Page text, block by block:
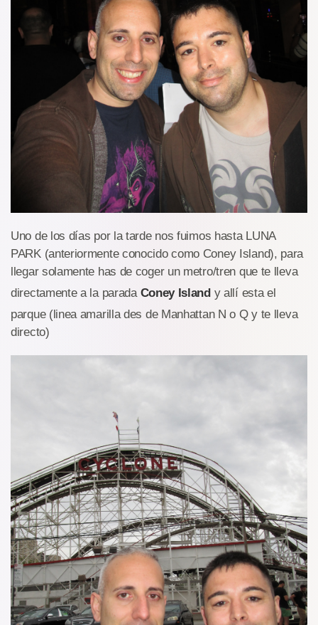
Uno de los días por la tarde nos fuimos hasta LUNA
PARK (anteriormente conocido como Coney Island), para
llegar solamente has de coger un metro/tren que te lleva
directamente a la parada Coney Island y allí esta el
parque (linea amarilla des de Manhattan N o Q y te lleva
directo)